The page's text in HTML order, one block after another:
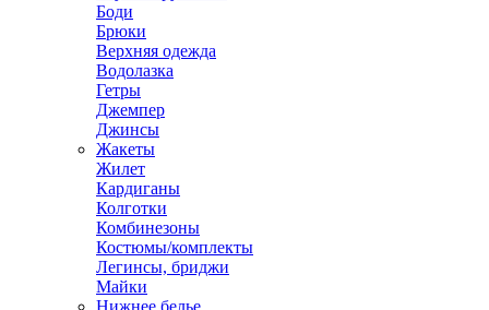
Боди
Брюки
Верхняя одежда
Водолазка
Гетры
Джемпер
Джинсы
Жакеты
Жилет
Кардиганы
Колготки
Комбинезоны
Костюмы/комплекты
Легинсы, бриджи
Майки
Нижнее белье